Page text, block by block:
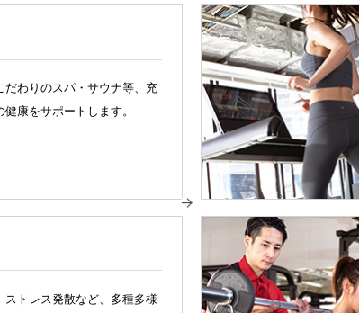
だわりのスパ・サウナ等、充
康をサポートします。
ストレス発散など、多種多様